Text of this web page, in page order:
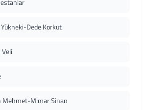
Dede Korkut
Velî
Mehmet-Mimar Sinan